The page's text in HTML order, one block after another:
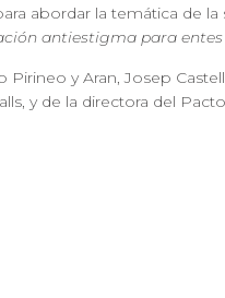
abordar la temática de
antiestigma para
y Aran, Josep
y de la directora del